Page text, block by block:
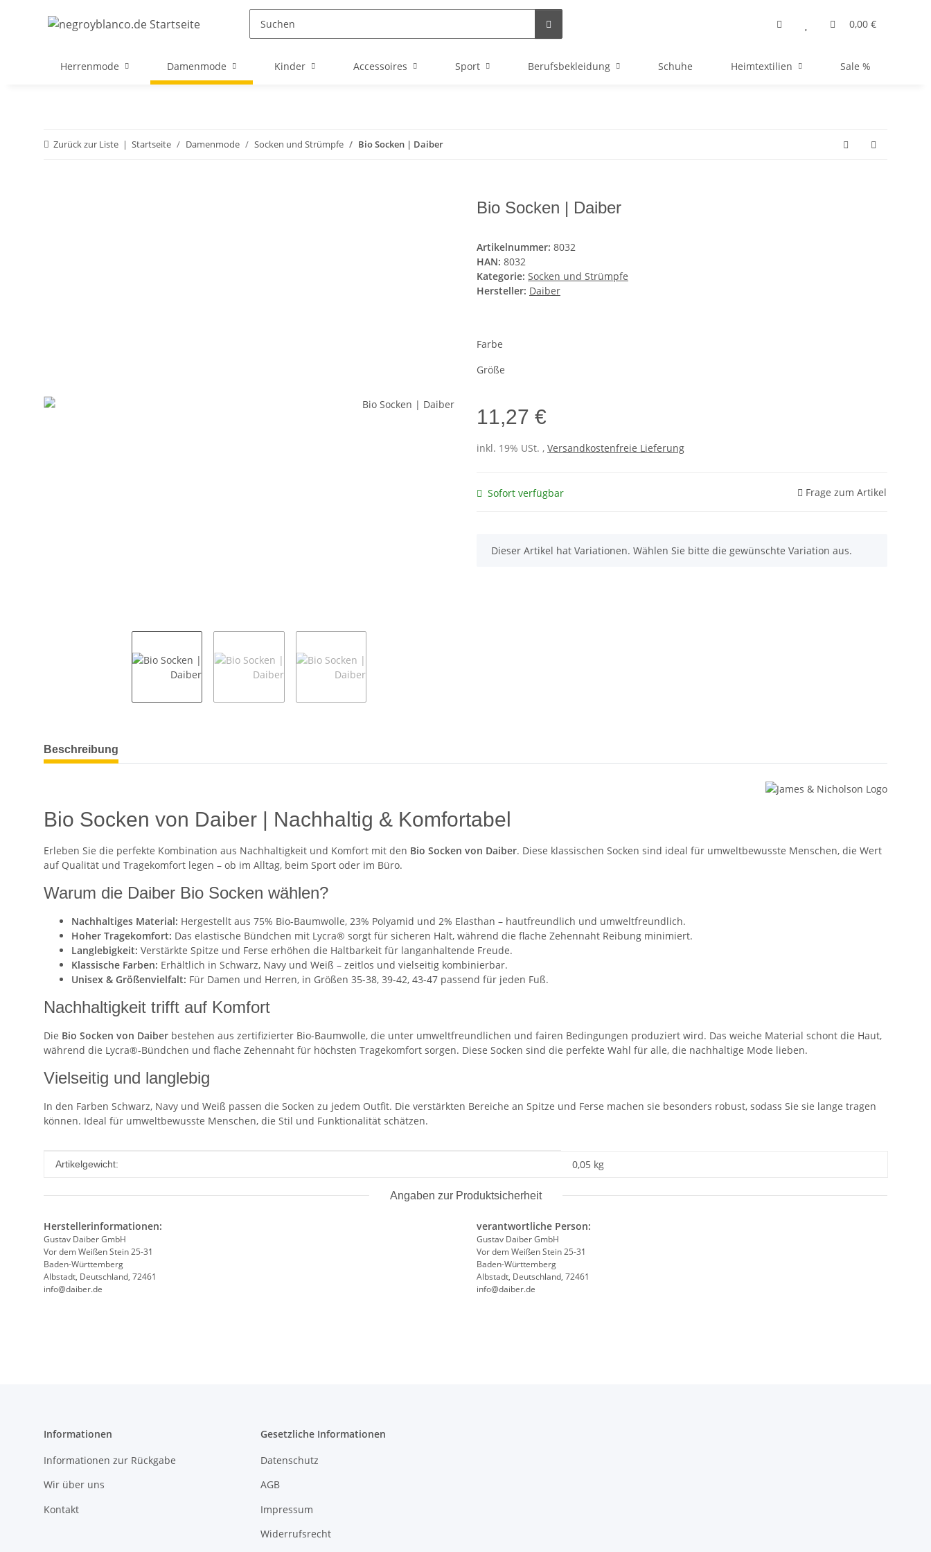
0,00 €
Herrenmode Damenmode Kinder Accessoires Sport Berufsbekleidung Schuhe Heimtextilien Sale %
Zurück zur Liste Startseite Damenmode Socken und Strümpfe Bio Socken | Daiber
Bio Socken | Daiber
Artikelnummer: 8032
HAN: 8032
Kategorie: Socken und Strümpfe
Hersteller: Daiber
Farbe
Größe
11,27 €
inkl. 19% USt. , Versandkostenfreie Lieferung
Sofort verfügbar Frage zum Artikel
x
Dieser Artikel hat Variationen. Wählen Sie bitte die gewünschte Variation aus.
weitere Registerkarten anzeigen
Beschreibung
Bio Socken von Daiber | Nachhaltig & Komfortabel
Erleben Sie die perfekte Kombination aus Nachhaltigkeit und Komfort mit den Bio Socken von Daiber. Diese klassischen Socken sind ideal für umweltbewusste Menschen, die Wert
auf Qualität und Tragekomfort legen – ob im Alltag, beim Sport oder im Büro.
Warum die Daiber Bio Socken wählen?
Nachhaltiges Material: Hergestellt aus 75% Bio-Baumwolle, 23% Polyamid und 2% Elasthan – hautfreundlich und umweltfreundlich.
Hoher Tragekomfort: Das elastische Bündchen mit Lycra® sorgt für sicheren Halt, während die flache Zehennaht Reibung minimiert.
Langlebigkeit: Verstärkte Spitze und Ferse erhöhen die Haltbarkeit für langanhaltende Freude.
Klassische Farben: Erhältlich in Schwarz, Navy und Weiß – zeitlos und vielseitig kombinierbar.
Unisex & Größenvielfalt: Für Damen und Herren, in Größen 35-38, 39-42, 43-47 passend für jeden Fuß.
Nachhaltigkeit trifft auf Komfort
Die Bio Socken von Daiber bestehen aus zertifizierter Bio-Baumwolle, die unter umweltfreundlichen und fairen Bedingungen produziert wird. Das weiche Material schont die Haut,
während die Lycra®-Bündchen und flache Zehennaht für höchsten Tragekomfort sorgen. Diese Socken sind die perfekte Wahl für alle, die nachhaltige Mode lieben.
Vielseitig und langlebig
In den Farben Schwarz, Navy und Weiß passen die Socken zu jedem Outfit. Die verstärkten Bereiche an Spitze und Ferse machen sie besonders robust, sodass Sie sie lange tragen
können. Ideal für umweltbewusste Menschen, die Stil und Funktionalität schätzen.
Produkteigenschaft
Wert
Artikelgewicht: 0,05 kg
Angaben zur Produktsicherheit
Herstellerinformationen:
Gustav Daiber GmbH
Vor dem Weißen Stein 25-31
Baden-Württemberg
Albstadt, Deutschland, 72461
info@daiber.de
verantwortliche Person:
Gustav Daiber GmbH
Vor dem Weißen Stein 25-31
Baden-Württemberg
Albstadt, Deutschland, 72461
info@daiber.de
Informationen
Informationen zur Rückgabe
Wir über uns
Kontakt
Gesetzliche Informationen
Datenschutz
AGB
Impressum
Widerrufsrecht